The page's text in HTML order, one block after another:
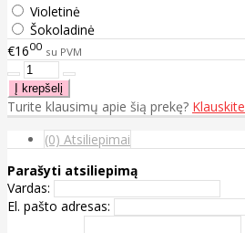
Violetinė
Šokoladinė
€1600 su PVM
Turite klausimų apie šią prekę? Klauskite
(0) Atsiliepimai
Parašyti atsiliepimą
Vardas:
El. pašto adresas: